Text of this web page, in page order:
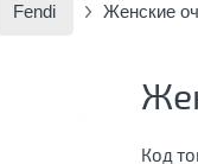
Fendi Женские
Код